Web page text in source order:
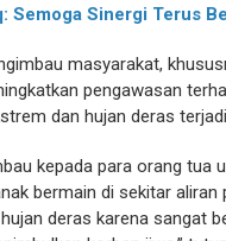
Semoga Sinergi Terus
masyarakat,
pengawasan
dan hujan deras
kepada para orang tua
bermain di sekitar aliran
deras karena sangat